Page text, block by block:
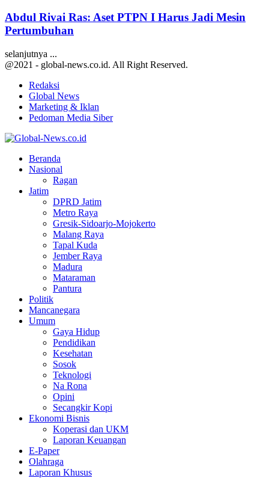
Abdul Rivai Ras: Aset PTPN I Harus Jadi Mesin
Pertumbuhan
selanjutnya ...
@2021 - global-news.co.id. All Right Reserved.
Redaksi
Global News
Marketing & Iklan
Pedoman Media Siber
Beranda
Nasional
Ragan
Jatim
DPRD Jatim
Metro Raya
Gresik-Sidoarjo-Mojokerto
Malang Raya
Tapal Kuda
Jember Raya
Madura
Mataraman
Pantura
Politik
Mancanegara
Umum
Gaya Hidup
Pendidikan
Kesehatan
Sosok
Teknologi
Na Rona
Opini
Secangkir Kopi
Ekonomi Bisnis
Koperasi dan UKM
Laporan Keuangan
E-Paper
Olahraga
Laporan Khusus